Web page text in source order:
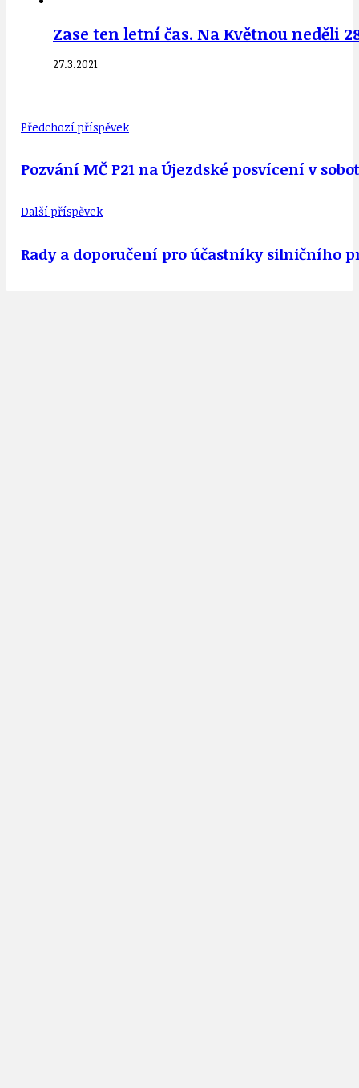
Zase ten letní čas. Na Květnou neděli
27.3.2021
Předchozí příspěvek
Pozvání MČ P21 na Újezdské posvícení v
Další příspěvek
Rady a doporučení pro účastníky silničního